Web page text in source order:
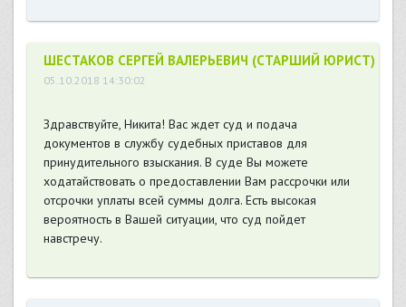
ШЕСТАКОВ СЕРГЕЙ ВАЛЕРЬЕВИЧ (СТАРШИЙ ЮРИСТ)
05.10.2018 14:30:02
Здравствуйте, Никита! Вас ждет суд и подача
документов в службу судебных приставов для
принудительного взыскания. В суде Вы можете
ходатайствовать о предоставлении Вам рассрочки или
отсрочки уплаты всей суммы долга. Есть высокая
вероятность в Вашей ситуации, что суд пойдет
навстречу.